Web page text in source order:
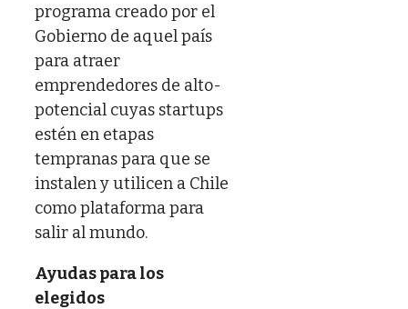
programa creado por el
Gobierno de aquel país
para atraer
emprendedores de alto-
potencial cuyas startups
estén en etapas
tempranas para que se
instalen y utilicen a Chile
como plataforma para
salir al mundo.
Ayudas para los
elegidos